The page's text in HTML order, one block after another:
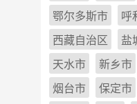
鄂尔多斯市 呼
西藏自治区 盐
天水市 新乡市
烟台市 保定市